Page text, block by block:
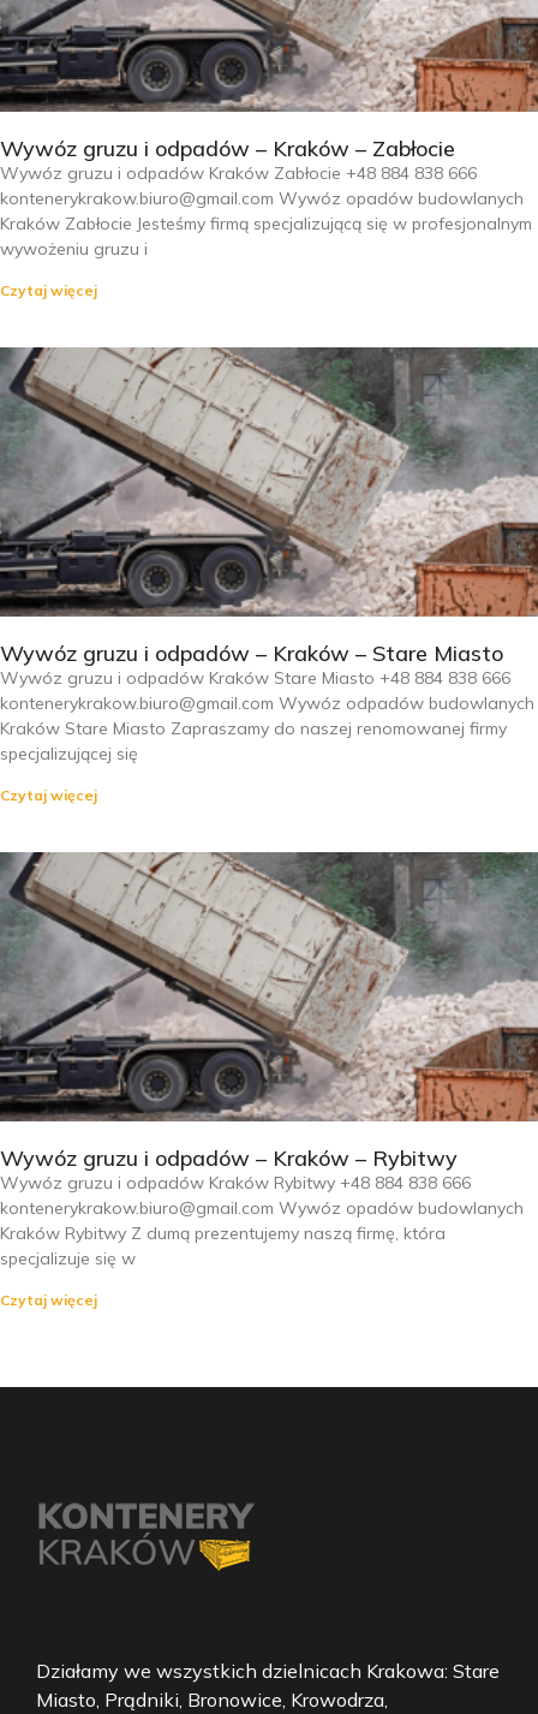
Wywóz gruzu i odpadów – Kraków – Zabłocie
Wywóz gruzu i odpadów Kraków Zabłocie +48 884 838 666
kontenerykrakow.biuro@gmail.com Wywóz opadów budowlanych
Kraków Zabłocie Jesteśmy firmą specjalizującą się w profesjonalnym
wywożeniu gruzu i
Czytaj więcej
Wywóz gruzu i odpadów – Kraków – Stare Miasto
Wywóz gruzu i odpadów Kraków Stare Miasto +48 884 838 666
kontenerykrakow.biuro@gmail.com Wywóz odpadów budowlanych
Kraków Stare Miasto Zapraszamy do naszej renomowanej firmy
specjalizującej się
Czytaj więcej
Wywóz gruzu i odpadów – Kraków – Rybitwy
Wywóz gruzu i odpadów Kraków Rybitwy +48 884 838 666
kontenerykrakow.biuro@gmail.com Wywóz opadów budowlanych
Kraków Rybitwy Z dumą prezentujemy naszą firmę, która
specjalizuje się w
Czytaj więcej
Działamy we wszystkich dzielnicach Krakowa: Stare
Miasto, Prądniki, Bronowice, Krowodrza,